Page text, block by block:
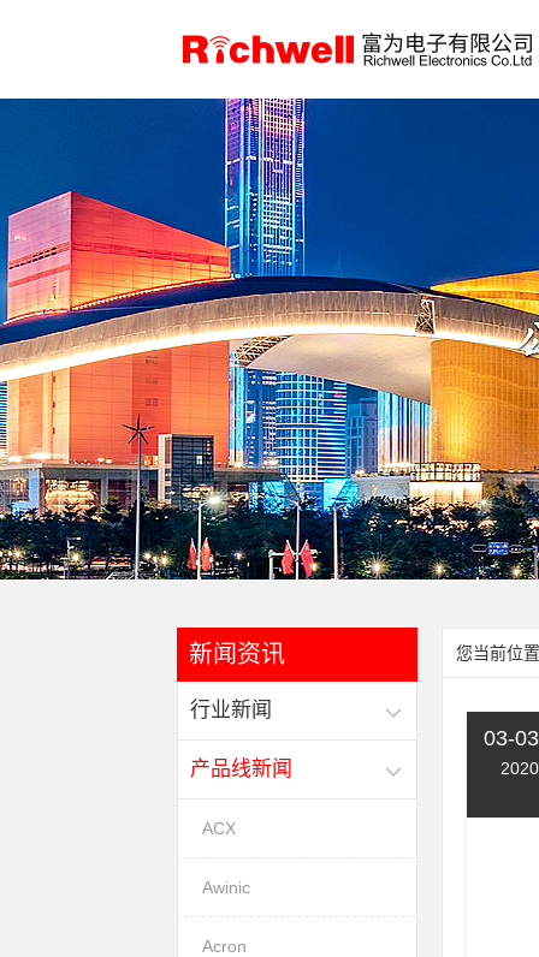
新闻资讯
行业新闻
产品线新闻
ACX
Awinic
Acron
您当前位
03-03
2020